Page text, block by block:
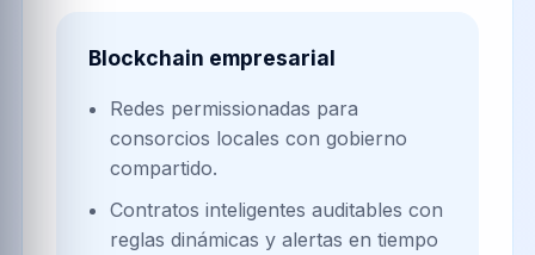
Blockchain empresarial
Redes permissionadas para
consorcios locales con gobierno
compartido.
Contratos inteligentes auditables con
reglas dinámicas y alertas en tiempo